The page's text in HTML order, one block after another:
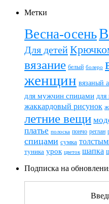
Метки
Весна-осень
Для детей
вязание белый болеро
женщин вязаный
для мужчин спицами
жаккардовый рисунок
летние вещи
платье полоска пончо реглан
спицами сумка
туника урок цветок шапка
Подписка на